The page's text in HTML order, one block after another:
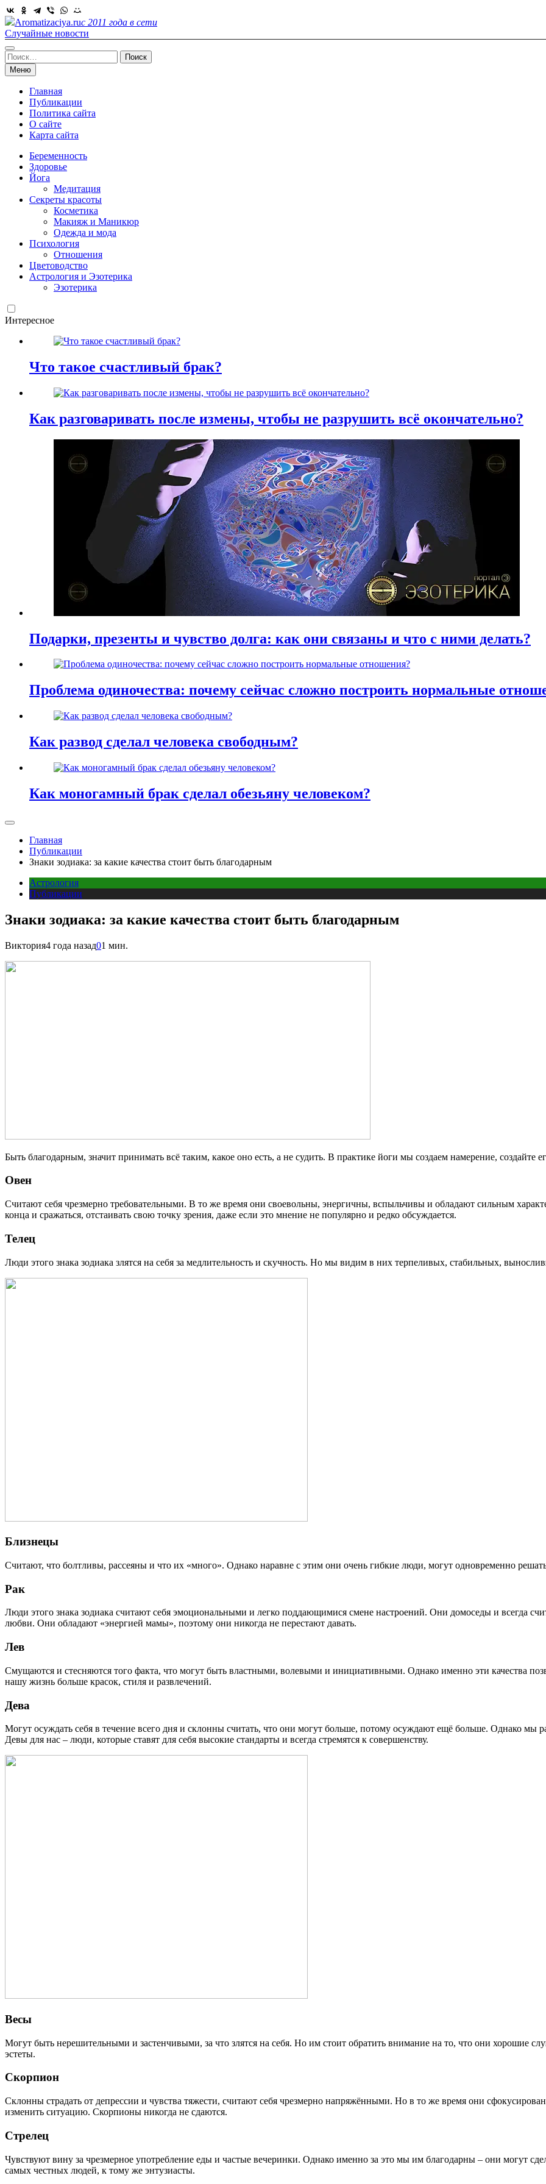
Skip
to
content
Aromatizaciya.ruс 2011 года в сети
Случайные новости
Найти:
Меню
Главная
Публикации
Политика сайта
О сайте
Карта сайта
Беременность
Здоровье
Йога
Медитация
Секреты красоты
Косметика
Макияж и Маникюр
Одежда и мода
Психология
Отношения
Цветоводство
Астрология и Эзотерика
Эзотерика
Интересное
Что такое счастливый брак?
Как разговаривать после измены, чтобы не разрушить всё окончательно?
Подарки, презенты и чувство долга: как они связаны и что с ними делать?
Проблема одиночества: почему сейчас сложно построить нормальные
Как развод сделал человека свободным?
Как моногамный брак сделал обезьяну человеком?
Главная
Публикации
Знаки зодиака: за какие качества стоит быть благодарным
Астрология
Публикации
Знаки зодиака: за какие качества стоит быть благодарным
Виктория4 года назад01 мин.
Быть благодарным, значит принимать всё таким, какое оно есть, а не судить. В практике йоги мы создаем намерение, создайте
Овен
Считают себя чрезмерно требовательными. В то же время они своевольны, энергичны, вспыльчивы и обладают сильным
конца и сражаться, отстаивать свою точку зрения, даже если это мнение не популярно и редко обсуждается.
Телец
Люди этого знака зодиака злятся на себя за медлительность и скучность. Но мы видим в них терпеливых, стабильных,
Близнецы
Считают, что болтливы, рассеяны и что их «много». Однако наравне с этим они очень гибкие люди, могут одновременно
Рак
Люди этого знака зодиака считают себя эмоциональными и легко поддающимися смене настроений. Они домоседы и всегда
любви. Они обладают «энергией мамы», поэтому они никогда не перестают давать.
Лев
Смущаются и стесняются того факта, что могут быть властными, волевыми и инициативными. Однако именно эти качества
нашу жизнь больше красок, стиля и развлечений.
Дева
Могут осуждать себя в течение всего дня и склонны считать, что они могут больше, потому осуждают ещё больше. Однако мы
Девы для нас – люди, которые ставят для себя высокие стандарты и всегда стремятся к совершенству.
Весы
Могут быть нерешительными и застенчивыми, за что злятся на себя. Но им стоит обратить внимание на то, что они хорошие
эстеты.
Скорпион
Склонны страдать от депрессии и чувства тяжести, считают себя чрезмерно напряжёнными. Но в то же время они
изменить ситуацию. Скорпионы никогда не сдаются.
Стрелец
Чувствуют вину за чрезмерное употребление еды и частые вечеринки. Однако именно за это мы им благодарны – они могут
самых честных людей, к тому же энтузиасты.